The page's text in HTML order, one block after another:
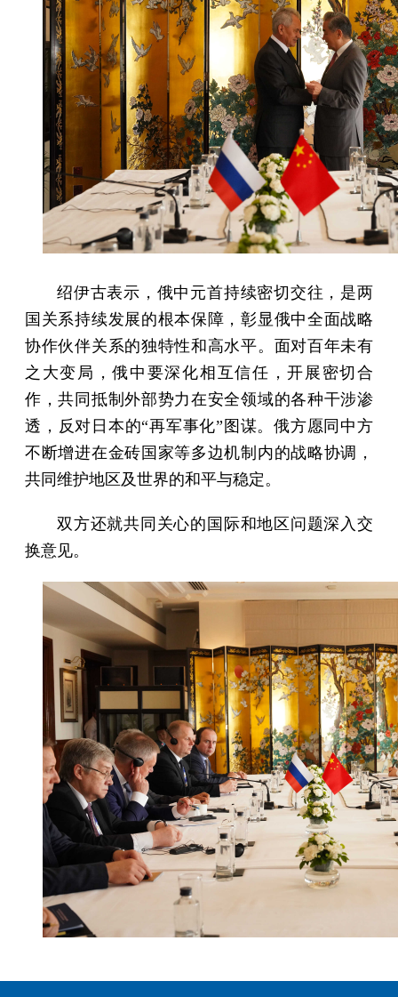
绍伊古表示，俄中元首持续密切交往，是两
国关系持续发展的根本保障，彰显俄中全面战略
协作伙伴关系的独特性和高水平。面对百年未有
之大变局，俄中要深化相互信任，开展密切合
作，共同抵制外部势力在安全领域的各种干涉渗
透，反对日本的“再军事化”图谋。俄方愿同中方
不断增进在金砖国家等多边机制内的战略协调，
共同维护地区及世界的和平与稳定。
双方还就共同关心的国际和地区问题深入交
换意见。